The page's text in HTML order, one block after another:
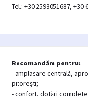
Tel.: +30 2593051687, +30
Recomandăm pentru:
- amplasare centrală,
pitorești;
- confort, dotări complete